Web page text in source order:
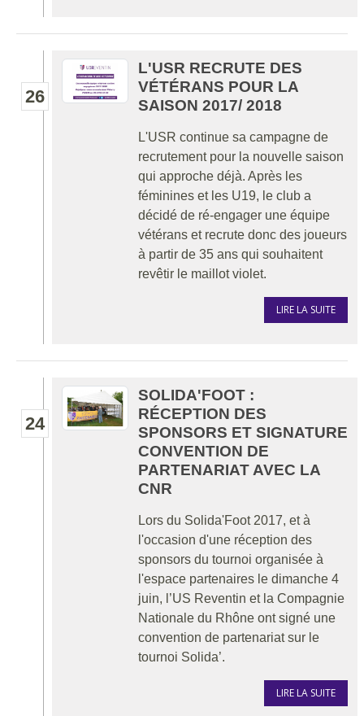
26
L'USR RECRUTE DES
VÉTÉRANS POUR LA
SAISON 2017/ 2018
L'USR continue sa campagne de
recrutement pour la nouvelle saison
qui approche déjà. Après les
féminines et les U19, le club a
décidé de ré-engager une équipe
vétérans et recrute donc des joueurs
à partir de 35 ans qui souhaitent
revêtir le maillot violet.
LIRE LA SUITE
24
SOLIDA'FOOT :
RÉCEPTION DES
SPONSORS ET SIGNATURE
CONVENTION DE
PARTENARIAT AVEC LA
CNR
Lors du Solida'Foot 2017, et à
l'occasion d'une réception des
sponsors du tournoi organisée à
l'espace partenaires le dimanche 4
juin, l’US Reventin et la Compagnie
Nationale du Rhône ont signé une
convention de partenariat sur le
tournoi Solida’.
LIRE LA SUITE